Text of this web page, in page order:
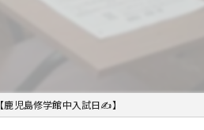
【鹿児島修学館中入試日✍️】